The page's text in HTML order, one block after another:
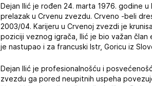
Dejan Ilić je rođen 24. marta 1976. godine
prelazak u Crvenu zvezdu. Crveno -beli
2003/04. Karijeru u Crvenoj zvezdi je
poziciji veznog igrača, Ilić je bio važan član
je nastupao i za francuski Istr, Goricu iz
Dejan Ilić je profesionalnošću i
zvezdu ga pored neupitnih uspeha